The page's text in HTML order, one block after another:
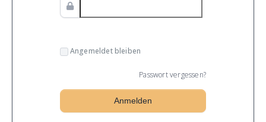
Angemeldet bleiben
Passwort vergessen?